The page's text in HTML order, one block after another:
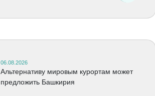
06.08.2026
Альтернативу мировым курортам может
предложить Башкирия